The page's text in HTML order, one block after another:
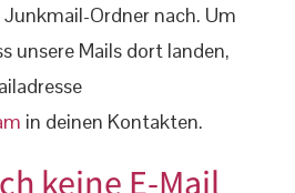
Ordner nach. Um
unsere Mails dort landen,
in deinen Kontakten.
keine E-Mail